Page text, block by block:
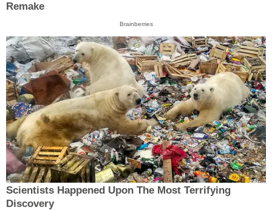
Remake
Brainberries
Scientists Happened Upon The Most Terrifying
Discovery